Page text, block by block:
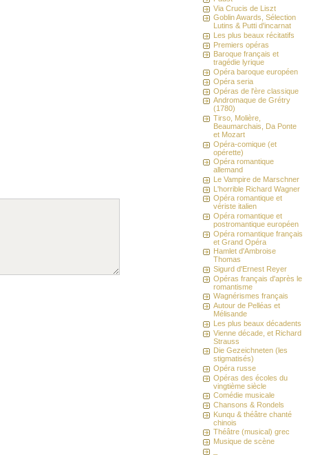
Via Crucis de Liszt
Goblin Awards, Sélection
Lutins & Putti d'incarnat
Les plus beaux récitatifs
Premiers opéras
Baroque français et
tragédie lyrique
Opéra baroque européen
Opéra seria
Opéras de l'ère classique
Andromaque de Grétry
(1780)
Tirso, Molière,
Beaumarchais, Da Ponte
et Mozart
Opéra-comique (et
opérette)
Opéra romantique
allemand
Le Vampire de Marschner
L'horrible Richard Wagner
Opéra romantique et
vériste italien
Opéra romantique et
postromantique européen
Opéra romantique français
et Grand Opéra
Hamlet d'Ambroise
Thomas
Sigurd d'Ernest Reyer
Opéras français d'après le
romantisme
Wagnérismes français
Autour de Pelléas et
Mélisande
Les plus beaux décadents
Vienne décade, et Richard
Strauss
Die Gezeichneten (les
stigmatisés)
Opéra russe
Opéras des écoles du
vingtième siècle
Comédie musicale
Chansons & Rondels
Kunqu & théâtre chanté
chinois
Théâtre (musical) grec
Musique de scène